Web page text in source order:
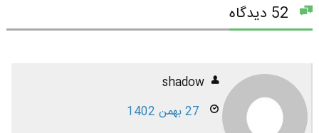
shadow
27 بهمن 1402